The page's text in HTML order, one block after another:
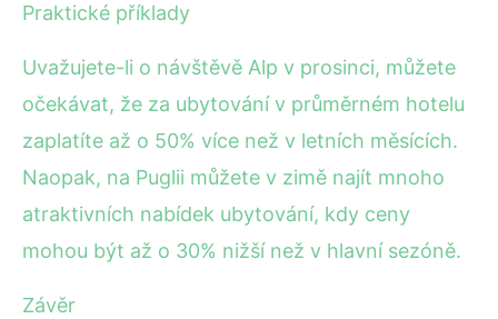
Praktické příklady
Uvažujete-li o návštěvě Alp v prosinci, můžete
očekávat, že za ubytování v průměrném hotelu
zaplatíte až o 50% více než v letních měsících.
Naopak, na Puglii můžete v zimě najít mnoho
atraktivních nabídek ubytování, kdy ceny
mohou být až o 30% nižší než v hlavní sezóně.
Závěr